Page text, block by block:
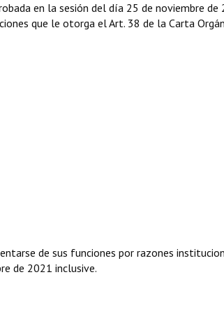
en la sesión del día 25 de noviembre de
que le otorga el Art. 38 de la Carta
de sus funciones por razones
de 2021 inclusive.